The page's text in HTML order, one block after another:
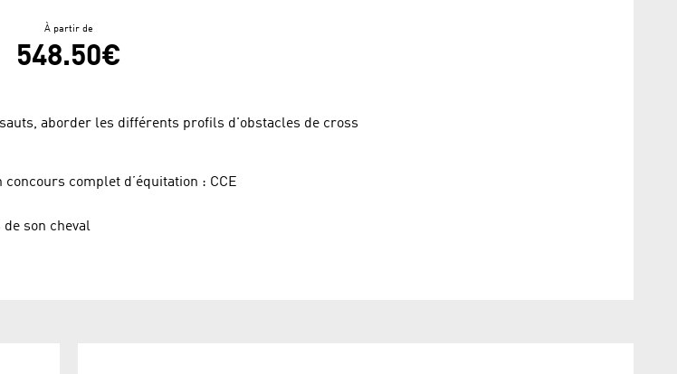
À partir de
548.50€
aborder les différents profils d'obstacles de cross
complet d’équitation : CCE
de son cheval